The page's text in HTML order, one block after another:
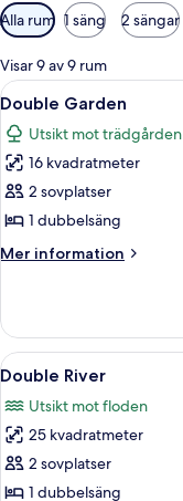
Tillgängliga
filter
för
rum
Alla rum 1 säng 2 sängar
Visar 9 av 9 rum
Öppna
alla
foton
för
Double
Garden
5
Double Garden
Utsikt mot trädgården
16 kvadratmeter
2 sovplatser
1 dubbelsäng
Mer information
Mer
Garden
Öppna
alla
foton
för
Double
River
6
Double River
Utsikt mot floden
25 kvadratmeter
2 sovplatser
1 dubbelsäng